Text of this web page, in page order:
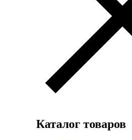
Каталог товаров